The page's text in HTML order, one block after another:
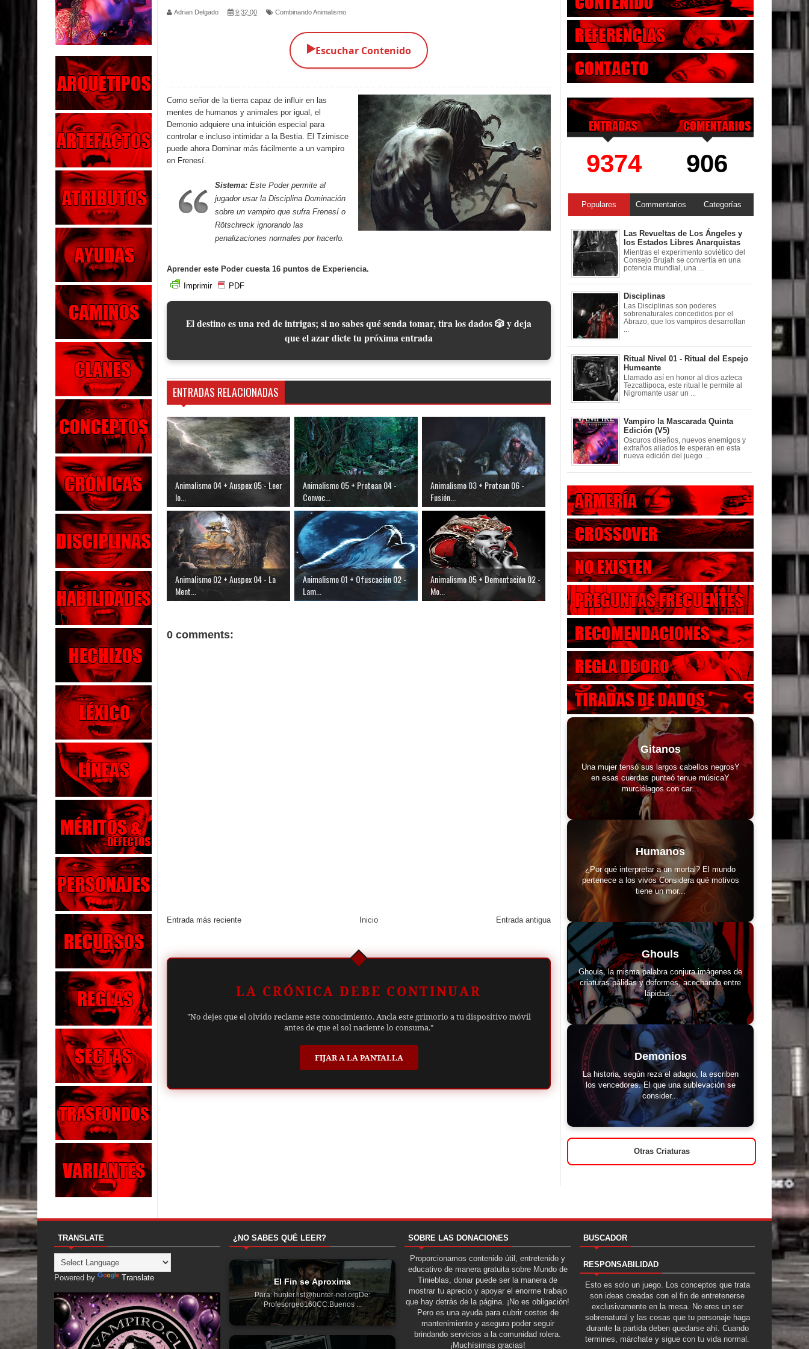
Parte 02: Los Muertos Gobiernan a los Vivos
Parte 01: Escondido a Plena Luz
Parte 02: El Enemigo de mi Enemigo
Parte 06: Coletazos
Parte 05: Los Horrores del Infierno
Parte 04: Oídos Sordos
Parte 03: La Traición
Parte 02: Vuelve el Hijo Prodigo
Parte 03: Reflexiones
Adrian Delgado 9:32:00 Combinando Animalismo
▶️Escuchar Contenido
Como señor de la tierra capaz de influir en las
mentes de humanos y animales por igual, el
Demonio adquiere una intuición especial para
controlar e incluso intimidar a la Bestia. El Tzimisce
puede ahora Dominar más fácilmente a un vampiro
en Frenesí.
Sistema: Este Poder permite al
jugador usar la Disciplina Dominación
sobre un vampiro que sufra Frenesí o
Rötschreck ignorando las
penalizaciones normales por hacerlo.
Aprender este Poder cuesta 16 puntos de Experiencia.
Imprimir
PDF
El destino es una red de intrigas; si no sabes qué senda tomar, tira los dados 🎲 y deja
que el azar dicte tu próxima entrada
ENTRADAS RELACIONADAS
Animalismo 04 + Auspex 05 - Leer
lo...
Animalismo 05 + Protean 04 -
Convoc...
Animalismo 03 + Protean 06 -
Fusión...
Animalismo 02 + Auspex 04 - La
Ment...
Animalismo 01 + Ofuscación 02 -
Lam...
Animalismo 05 + Dementación 02 -
Mo...
0 comments:
Entrada más reciente Entrada antigua
Inicio
LA CRÓNICA DEBE CONTINUAR
"No dejes que el olvido reclame este conocimiento. Ancla este grimorio a tu dispositivo móvil
antes de que el sol naciente lo consuma."
FIJAR A LA PANTALLA
9374 906
Populares Commentarios Categorías
Las Revueltas de Los Ángeles y
los Estados Libres Anarquistas
Mientras el experimento soviético del
Consejo Brujah se convertía en una
potencia mundial, una ...
Disciplinas
Las Disciplinas son poderes
sobrenaturales concedidos por el
Abrazo, que los vampiros desarrollan
Ritual Nivel 01 - Ritual del Espejo
Humeante
Llamado así en honor al dios azteca
Tezcatlipoca, este ritual le permite al
Nigromante usar un ...
Vampiro la Mascarada Quinta
Edición (V5)
Oscuros diseños, nuevos enemigos y
extraños aliados te esperan en esta
nueva edición del juego ...
Gitanos
Una mujer tensó sus largos cabellos negrosY
en esas cuerdas punteó tenue músicaY
murciélagos con car...
Humanos
¿Por qué interpretar a un mortal? El mundo
pertenece a los vivos Considera qué motivos
tiene un mor...
Ghouls
Ghouls, la misma palabra conjura imágenes de
criaturas pálidas y deformes, acechando entre
lápidas...
Demonios
La historia, según reza el adagio, la escriben
los vencedores. El que una sublevación se
consider...
Otras Criaturas
TRANSLATE
Powered by Translate
¿NO SABES QUÉ LEER?
El Fin se Aproxima
Para: hunter.list@hunter-net.orgDe:
Profesorgeo160CC:Buenos ...
SOBRE LAS DONACIONES
Proporcionamos contenido útil, entretenido y
educativo de manera gratuita sobre Mundo de
Tinieblas, donar puede ser la manera de
mostrar tu aprecio y apoyar el enorme trabajo
que hay detrás de la página. ¡No es obligación!
Pero es una ayuda para cubrir costos de
mantenimiento y asegura poder seguir
brindando servicios a la comunidad rolera.
¡Muchísimas gracias!
BUSCADOR
RESPONSABILIDAD
Esto es solo un juego. Los conceptos que trata
son ideas creadas con el fin de entretenerse
exclusivamente en la mesa. No eres un ser
sobrenatural y las cosas que tu personaje haga
durante la partida deben quedarse ahí. Cuando
termines, márchate y sigue con tu vida normal.